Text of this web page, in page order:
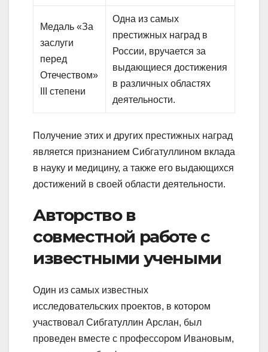
Медаль «За
заслуги
перед
Отечеством»
III степени
Одна из самых
престижных наград в
России, вручается за
выдающиеся достижения
в различных областях
деятельности.
Получение этих и других престижных наград
является признанием Сибгатуллином вклада
в науку и медицину, а также его выдающихся
достижений в своей области деятельности.
Авторство в
совместной работе с
известными учеными
Один из самых известных
исследовательских проектов, в котором
участвовал Сибгатуллин Арслан, был
проведен вместе с профессором Ивановым,